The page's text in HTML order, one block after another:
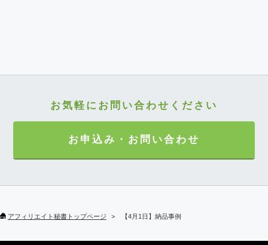
お気軽にお問い合わせください
お申込み・お問い合わせ
アフィリエイト秘書トップページ 【4月1日】納品事例